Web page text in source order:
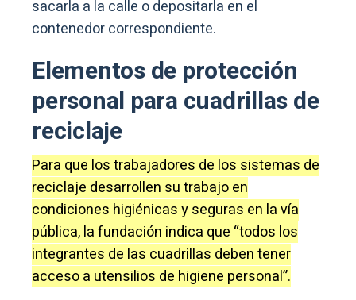
sacarla a la calle o depositarla en el
contenedor correspondiente.
Elementos de protección
personal para cuadrillas de
reciclaje
Para que los trabajadores de los sistemas de
reciclaje desarrollen su trabajo en
condiciones higiénicas y seguras en la vía
pública, la fundación indica que “todos los
integrantes de las cuadrillas deben tener
acceso a utensilios de higiene personal”.